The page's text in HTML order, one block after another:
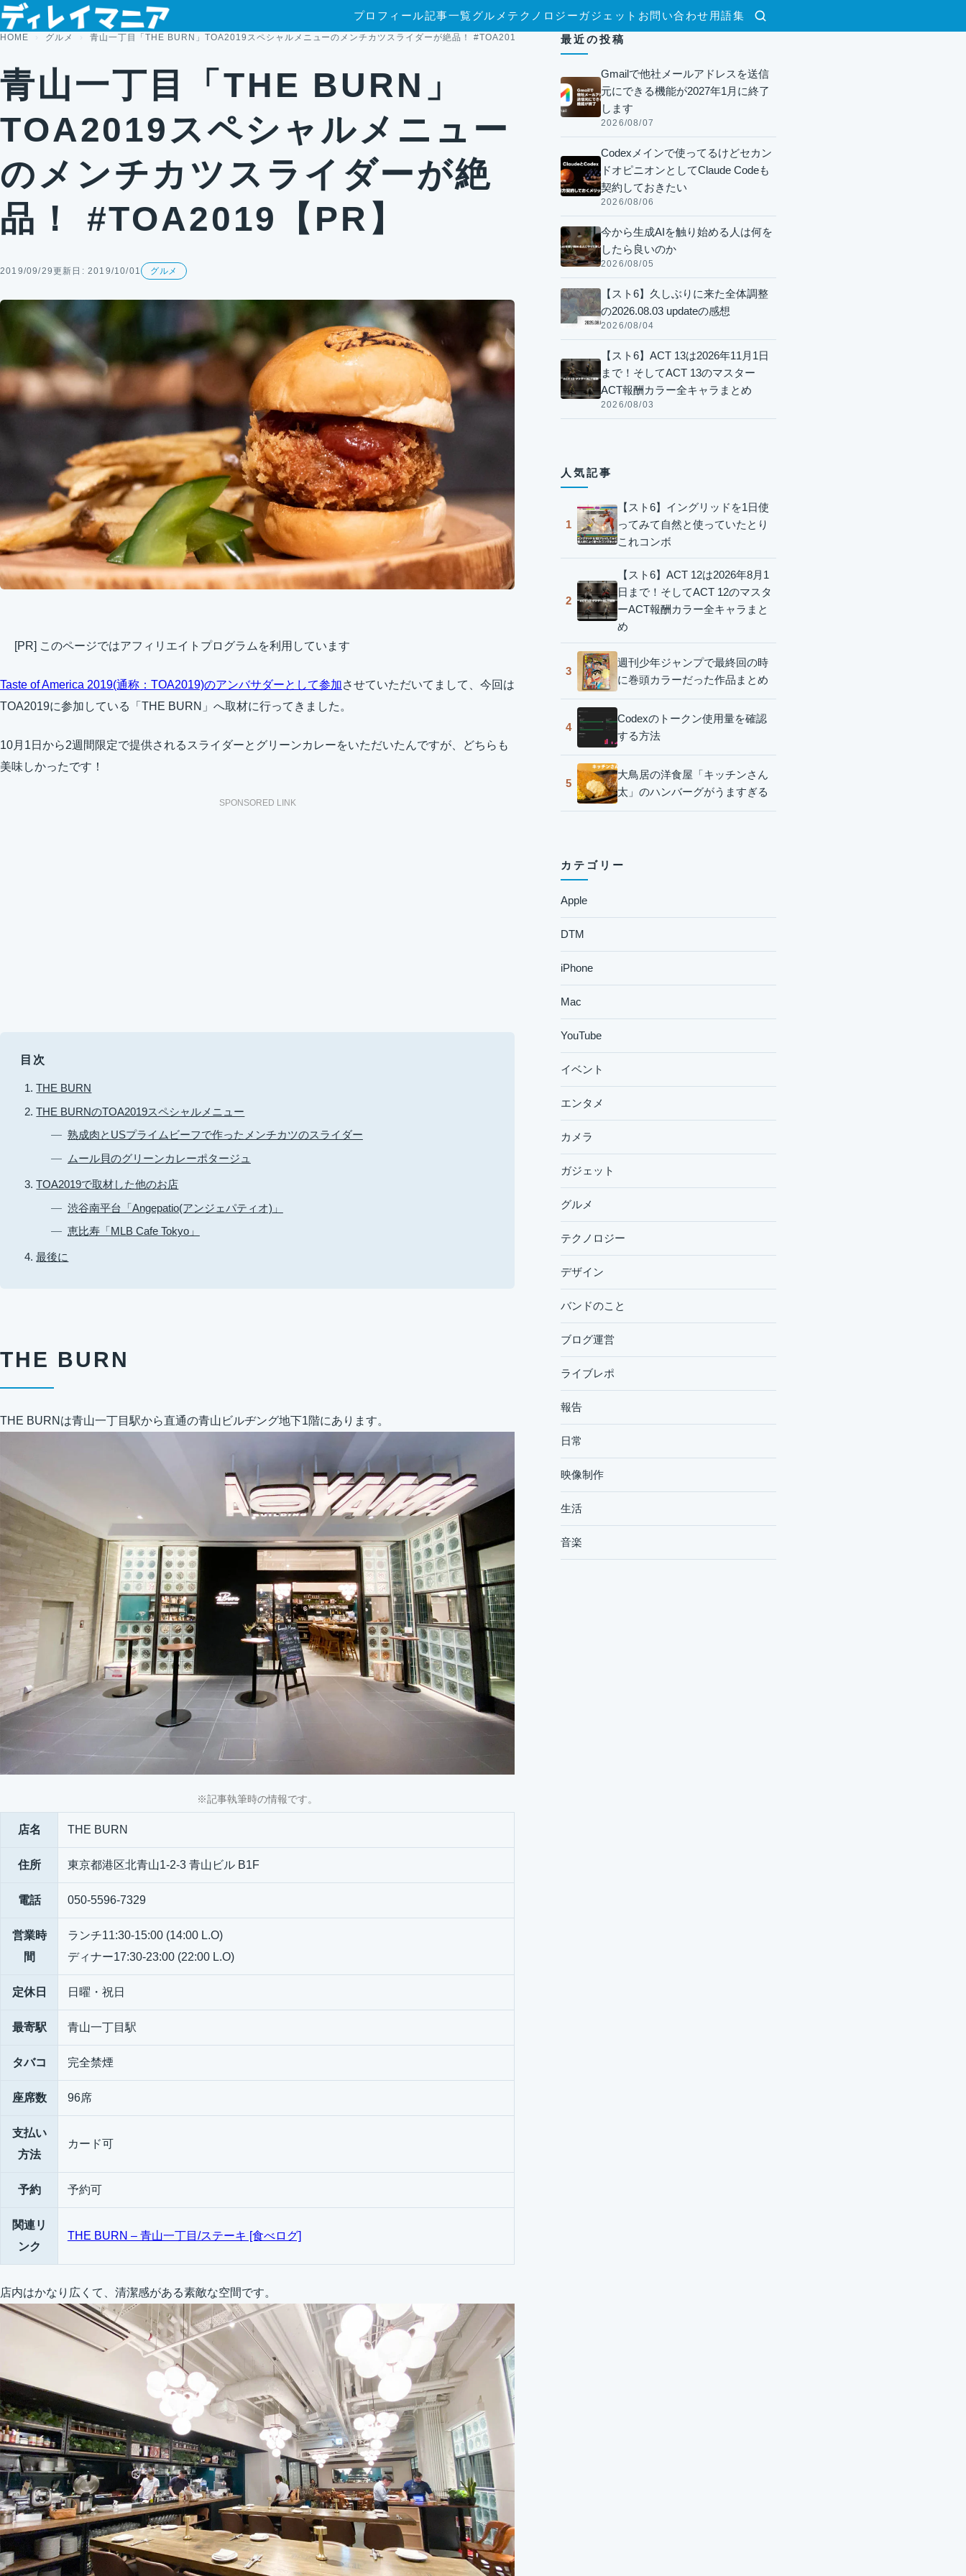
コンテンツへスキップ
検索
プロフィール記事一覧グルメ テクノロジー ガジェット お問い合わせ 用語集
HOME グルメ 青山一丁目「THE BURN」TOA2019スペシャルメニューのメンチカツスライダーが絶品！ #TOA2019【PR】
青山一丁目「THE BURN」
TOA2019スペシャルメニュー
のメンチカツスライダーが絶
品！ #TOA2019【PR】
2019/09/29更新日: 2019/10/01 グルメ
[PR] このページではアフィリエイトプログラムを利用しています
Taste of America 2019(通称：TOA2019)のアンバサダーとして参加させていただいてまして、今回は
TOA2019に参加している「THE BURN」へ取材に行ってきました。
10月1日から2週間限定で提供されるスライダーとグリーンカレーをいただいたんですが、どちらも
美味しかったです！
SPONSORED LINK
目次
THE BURN
THE BURNのTOA2019スペシャルメニュー
熟成肉とUSプライムビーフで作ったメンチカツのスライダー
ムール貝のグリーンカレーポタージュ
TOA2019で取材した他のお店
渋谷南平台「Angepatio(アンジェパティオ)」
恵比寿「MLB Cafe Tokyo」
最後に
THE BURN
THE BURNは青山一丁目駅から直通の青山ビルヂング地下1階にあります。
※記事執筆時の情報です。
店名 THE BURN
住所 東京都港区北青山1-2-3 青山ビル B1F
電話 050-5596-7329
営業時
間
ランチ11:30-15:00 (14:00 L.O)
ディナー17:30-23:00 (22:00 L.O)
定休日 日曜・祝日
最寄駅 青山一丁目駅
タバコ 完全禁煙
座席数 96席
支払い
方法
カード可
予約 予約可
関連リ
ンク
THE BURN – 青山一丁目/ステーキ [食べログ]
店内はかなり広くて、清潔感がある素敵な空間です。
最近の投稿
Gmailで他社メールアドレスを送信
元にできる機能が2027年1月に終了
します
2026/08/07
Codexメインで使ってるけどセカン
ドオピニオンとしてClaude Codeも
契約しておきたい
2026/08/06
今から生成AIを触り始める人は何を
したら良いのか
2026/08/05
【スト6】久しぶりに来た全体調整
の2026.08.03 updateの感想
2026/08/04
【スト6】ACT 13は2026年11月1日
まで！そしてACT 13のマスター
ACT報酬カラー全キャラまとめ
2026/08/03
人気記事
1
【スト6】イングリッドを1日使
ってみて自然と使っていたとり
これコンボ
2
【スト6】ACT 12は2026年8月1
日まで！そしてACT 12のマスタ
ーACT報酬カラー全キャラまと
め
3
週刊少年ジャンプで最終回の時
に巻頭カラーだった作品まとめ
4
Codexのトークン使用量を確認
する方法
5
大鳥居の洋食屋「キッチンさん
太」のハンバーグがうますぎる
カテゴリー
Apple
DTM
iPhone
Mac
YouTube
イベント
エンタメ
カメラ
ガジェット
グルメ
テクノロジー
デザイン
バンドのこと
ブログ運営
ライブレポ
報告
日常
映像制作
生活
音楽